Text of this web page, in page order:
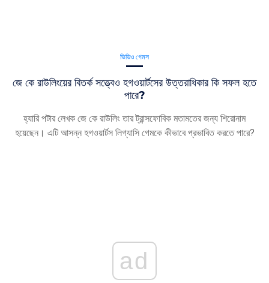
ভিডিও গেমস
জে কে রাউলিংয়ের বিতর্ক সত্ত্বেও হগওয়ার্টসের উত্তরাধিকার কি সফল হতে
পারে?
হ্যারি পটার লেখক জে কে রাউলিং তার ট্রান্সফোবিক মতামতের জন্য শিরোনাম
হয়েছেন। এটি আসন্ন হগওয়ার্টস লিগ্যাসি গেমকে কীভাবে প্রভাবিত করতে পারে?
ad